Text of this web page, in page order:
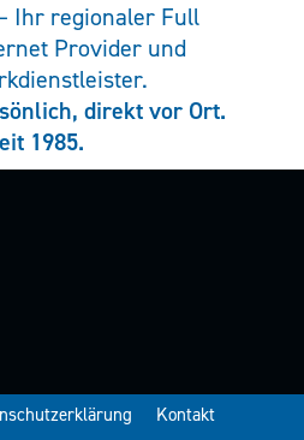
Ihr regionaler Full
Provider und
direkt vor Ort.
1985.
Kontakt